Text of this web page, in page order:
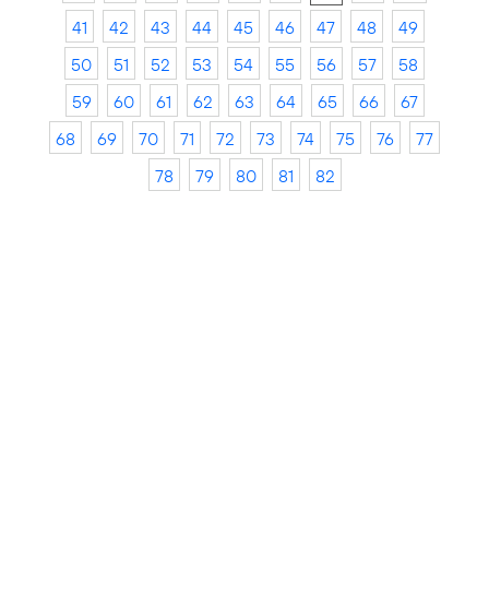
41
42 43 44 45 46 47 48
49
50
51 52 53 54 55 56 57
58
59
60 61 62 63 64 65 66
67
68
69 70 71 72 73 74 75 76
77
78
79 80 81 82